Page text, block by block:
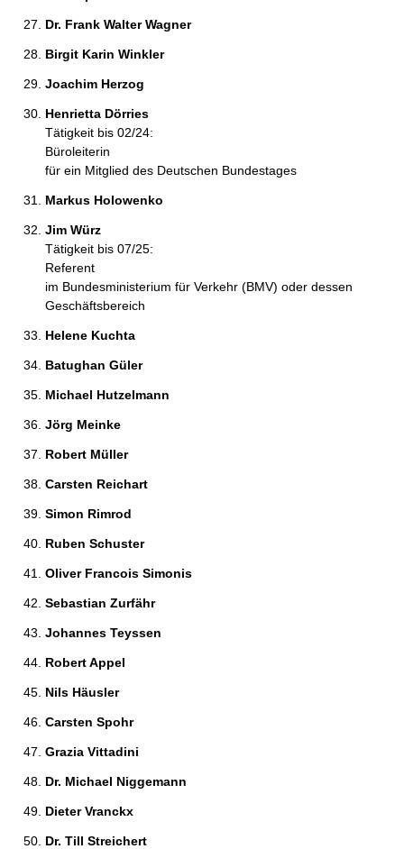
Dr. Frank Walter Wagner
Birgit Karin Winkler
Joachim Herzog
Henrietta Dörries
Tätigkeit bis 02/24:
Büroleiterin
für ein Mitglied des Deutschen Bundestages
Markus Holowenko
Jim Würz
Tätigkeit bis 07/25:
Referent
im Bundesministerium für Verkehr (BMV) oder dessen
Geschäftsbereich
Helene Kuchta
Batughan Güler
Michael Hutzelmann
Jörg Meinke
Robert Müller
Carsten Reichart
Simon Rimrod
Ruben Schuster
Oliver Francois Simonis
Sebastian Zurfähr
Johannes Teyssen
Robert Appel
Nils Häusler
Carsten Spohr
Grazia Vittadini
Dr. Michael Niggemann
Dieter Vranckx
Dr. Till Streichert